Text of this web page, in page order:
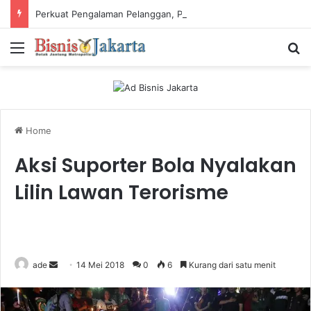
Menu
Home
Aksi Suporter Bola Nyalakan
Lilin Lawan Terorisme
ade
n
14 Mei 2018 0 6 Kurang dari satu menit